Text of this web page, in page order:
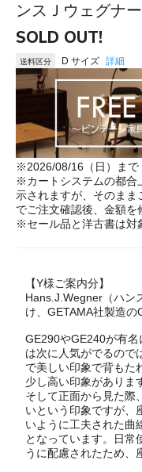
ンスＪウェグナ
SOLD OUT!
送料区分 D サイズ 詳細
※2026/08/16（日）まで
※カートシステムの都合
示されますが、そのま
でご注文確認後、金額
※セール品と洋古書は対
【Y様ご案内分】
Hans.J.Wegner（ハン
け、GETAMA社製造の
GE290やGE240が有
は次に人気がでるので
で美しい印象で背もた
少し高い印象がありま
そして正面から見た際
いという印象ですが、
いように工夫された曲
となっています。日常
うに配慮されたため、